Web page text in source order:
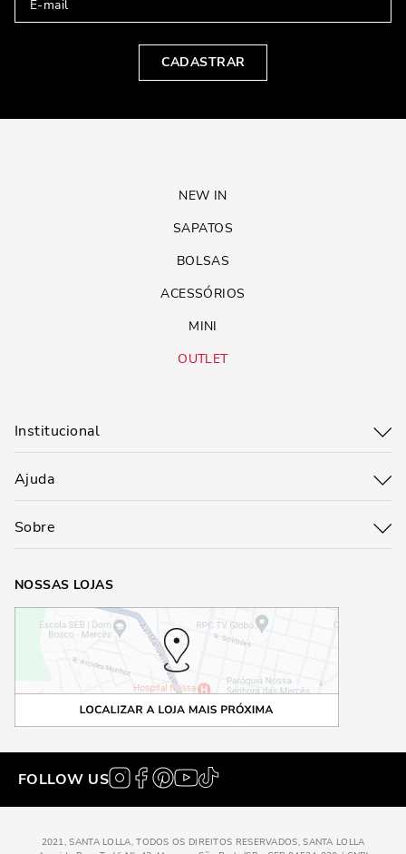
CADASTRAR
NEW IN
SAPATOS
BOLSAS
ACESSÓRIOS
MINI
OUTLET
Institucional
Ajuda
Sobre
NOSSAS LOJAS
FOLLOW US
2021, SANTA LOLLA, TODOS OS DIREITOS RESERVADOS, SANTA LOLLA